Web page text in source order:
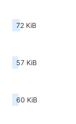
72 KiB
57 KiB
60 KiB